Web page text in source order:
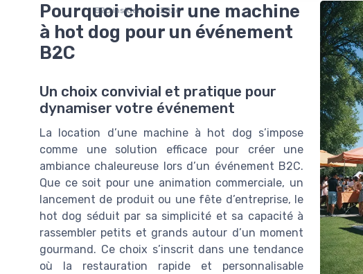
B2C insiders — 2026
Pourquoi choisir une machine
à hot dog pour un événement
B2C
Un choix convivial et pratique pour
dynamiser votre événement
La location d’une machine à hot dog s’impose
comme une solution efficace pour créer une
ambiance chaleureuse lors d’un événement B2C.
Que ce soit pour une animation commerciale, un
lancement de produit ou une fête d’entreprise, le
hot dog séduit par sa simplicité et sa capacité à
rassembler petits et grands autour d’un moment
gourmand. Ce choix s’inscrit dans une tendance
où la restauration rapide et personnalisable